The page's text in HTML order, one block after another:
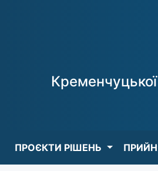
ПРОЄКТИ РІШЕНЬ